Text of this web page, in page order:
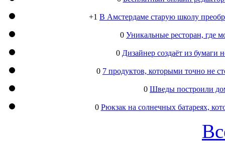
+1 В Амстердаме старую школу
0 Уникальные ресторан, где
0 Дизайнер создаёт из
0 7 продуктов, которыми точно не
0 Шведы построили
0 Рюкзак на солнечных батареях,